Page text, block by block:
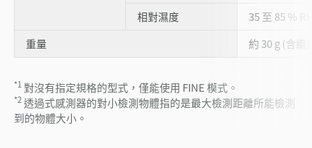
相對濕度
35 至 85 %
重量
約 30 g (含纜
*1 對沒有指定規格的型式，僅能使用 FINE 模式。
*2透過式感測器的對小檢測物體指的是最大檢測距離所能檢測
到的物體大小。